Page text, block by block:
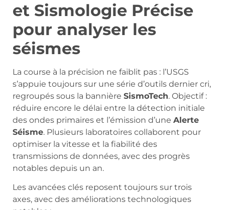
et Sismologie Précise
pour analyser les
séismes
La course à la précision ne faiblit pas : l’USGS
s’appuie toujours sur une série d’outils dernier cri,
regroupés sous la bannière SismoTech. Objectif :
réduire encore le délai entre la détection initiale
des ondes primaires et l’émission d’une Alerte
Séisme. Plusieurs laboratoires collaborent pour
optimiser la vitesse et la fiabilité des
transmissions de données, avec des progrès
notables depuis un an.
Les avancées clés reposent toujours sur trois
axes, avec des améliorations technologiques